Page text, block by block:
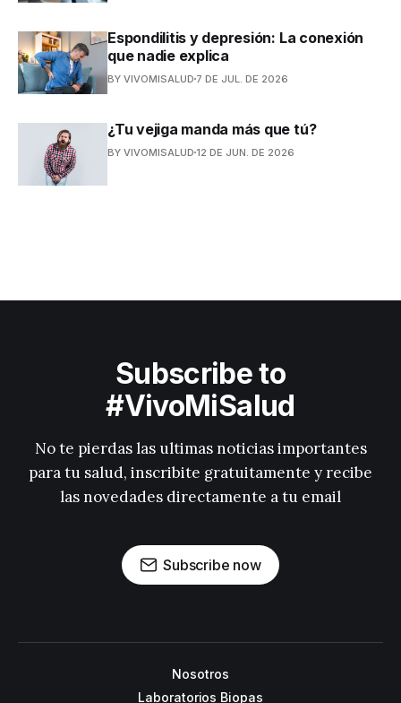
Espondilitis y depresión: La conexión
que nadie explica
BY VIVOMISALUD 7 DE JUL. DE 2026
¿Tu vejiga manda más que tú?
BY VIVOMISALUD 12 DE JUN. DE 2026
Subscribe to
#VivoMiSalud
No te pierdas las ultimas noticias importantes
para tu salud, inscribite gratuitamente y recibe
las novedades directamente a tu email
Subscribe now
Nosotros
Laboratorios Biopas